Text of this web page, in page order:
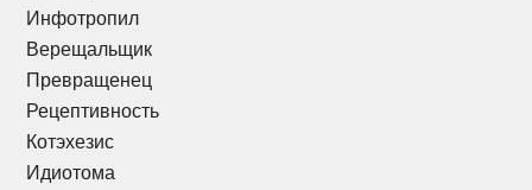
Инфотропил
Верещальщик
Превращенец
Рецептивность
Котэхезис
Идиотома